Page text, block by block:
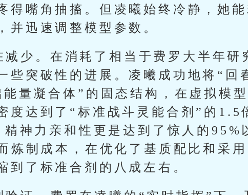
得嘴角抽搐。但凌曦始终冷静，她能
并迅速调整模型参数。
少。在消耗了相当于费罗大半年研
些突破性的进展。凌曦成功地将“回
量凝合体”的固态结构，在虚拟模
度达到了“标准战斗灵能合剂”的1.5
神力亲和性更是达到了惊人的95%
炼制成本，在优化了基质配比和采
到了标准合剂的八成左右。